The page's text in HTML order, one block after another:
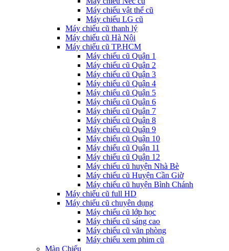
Máy chiếu vật thể cũ
Máy chiếu LG cũ
Máy chiếu cũ thanh lý
Máy chiếu cũ Hà Nội
Máy chiếu cũ TP.HCM
Máy chiếu cũ Quận 1
Máy chiếu cũ Quận 2
Máy chiếu cũ Quận 3
Máy chiếu cũ Quận 4
Máy chiếu cũ Quận 5
Máy chiếu cũ Quận 6
Máy chiếu cũ Quận 7
Máy chiếu cũ Quận 8
Máy chiếu cũ Quận 9
Máy chiếu cũ Quận 10
Máy chiếu cũ Quận 11
Máy chiếu cũ Quận 12
Máy chiếu cũ huyện Nhà Bè
Máy chiếu cũ Huyện Cần Giờ
Máy chiếu cũ huyện Bình Chánh
Máy chiếu cũ full HD
Máy chiếu cũ chuyên dụng
Máy chiếu cũ lớp học
Máy chiếu cũ sáng cao
Máy chiếu cũ văn phòng
Máy chiếu xem phim cũ
Màn Chiếu